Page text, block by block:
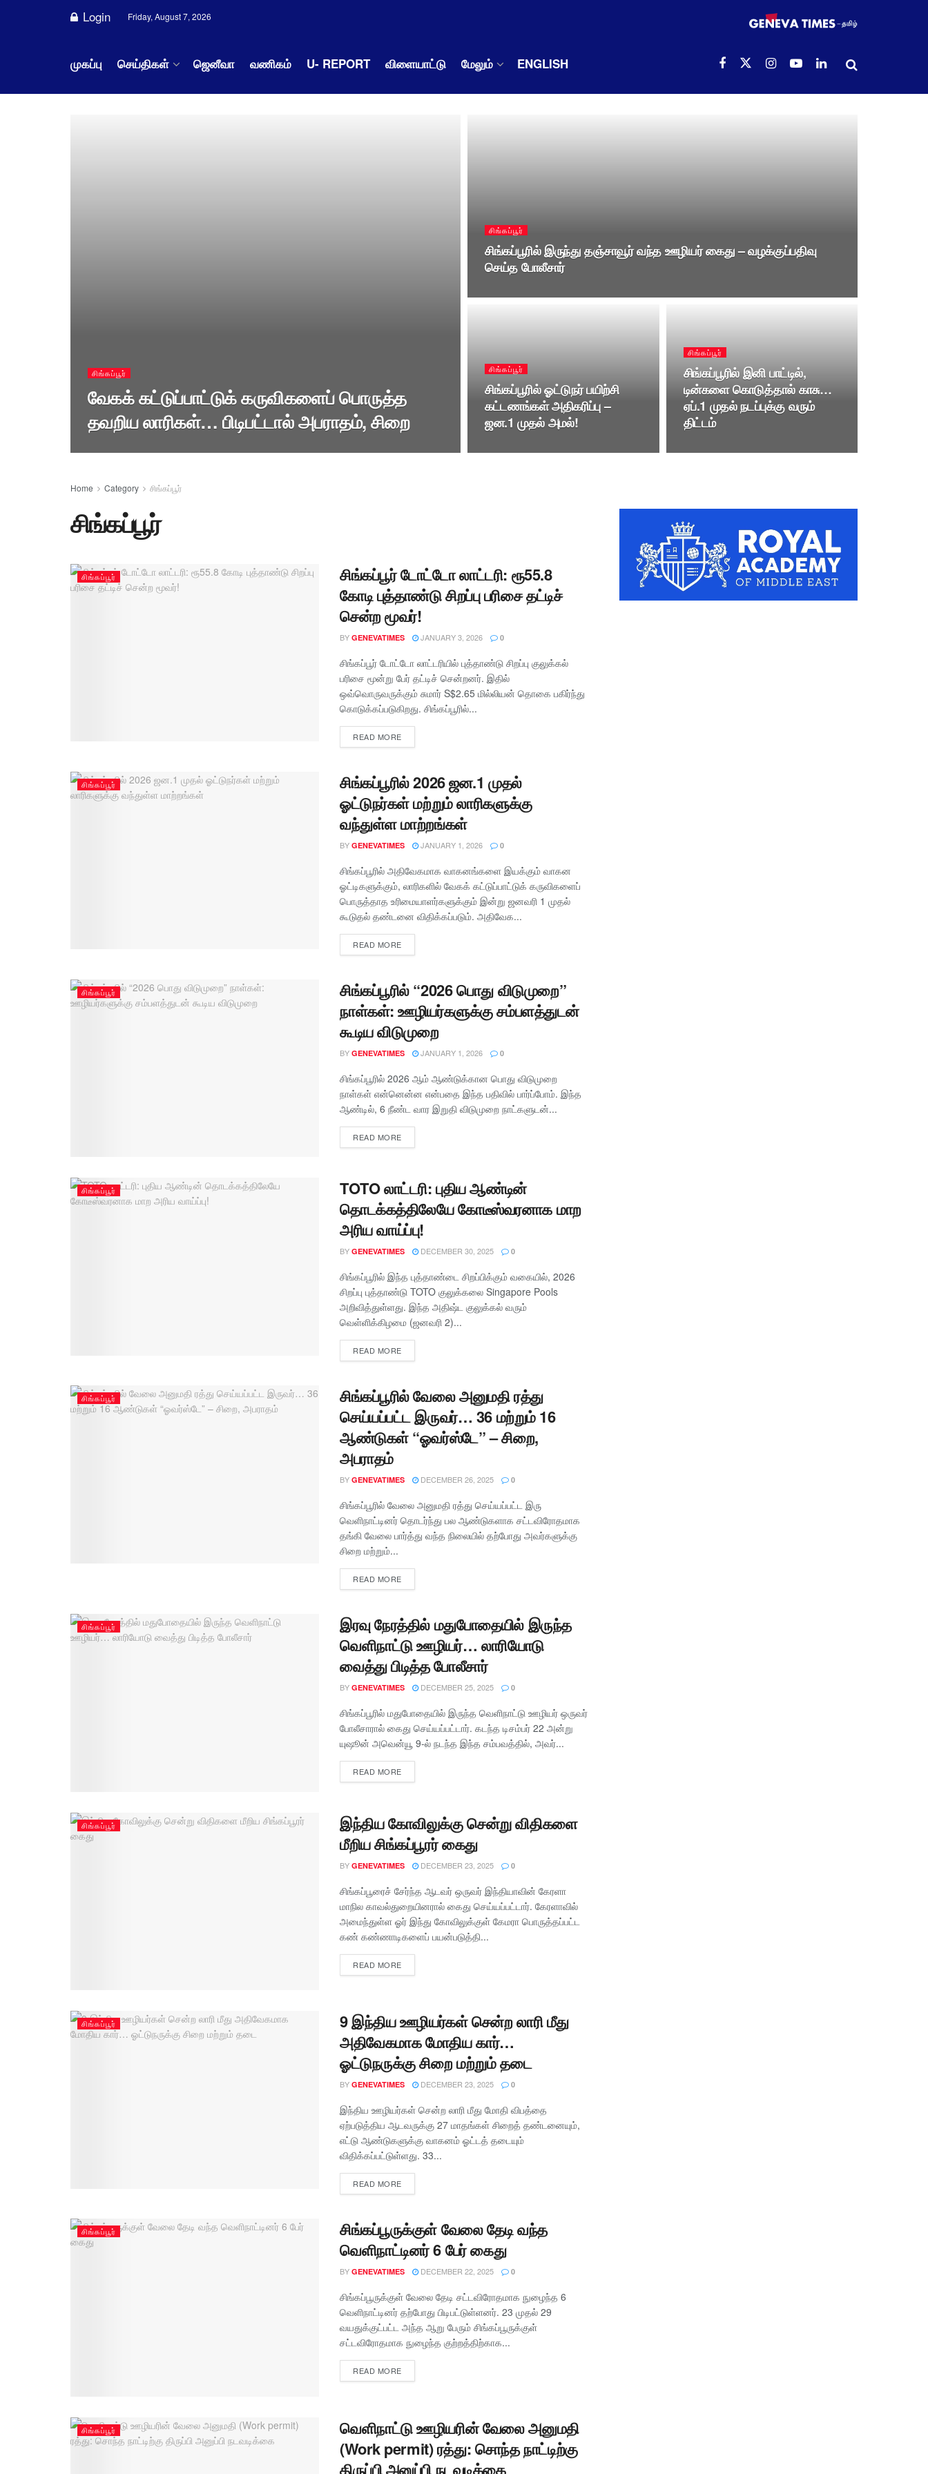
Login Friday, August 7, 2026
முகப்பு செய்திகள் ஜெனீவா வணிகம் U- REPORT விளையாட்டு மேலும் ENGLISH
சிங்கப்பூர்
வேகக் கட்டுப்பாட்டுக் கருவிகளைப் பொருத்த
தவறிய லாரிகள்… பிடிபட்டால் அபராதம், சிறை
சிங்கப்பூர்
சிங்கப்பூரில் இருந்து தஞ்சாவூர் வந்த ஊழியர் கைது – வழக்குப்பதிவு
செய்த போலீசார்
சிங்கப்பூர்
சிங்கப்பூரில் ஓட்டுநர் பயிற்சி
கட்டணங்கள் அதிகரிப்பு –
ஜன.1 முதல் அமல்!
சிங்கப்பூர்
சிங்கப்பூரில் இனி பாட்டில்,
டின்களை கொடுத்தால் காசு…
ஏப்.1 முதல் நடப்புக்கு வரும்
திட்டம்
Home Category சிங்கப்பூர்
சிங்கப்பூர்
சிங்கப்பூர்
சிங்கப்பூர் டோட்டோ லாட்டரி: ரூ55.8
கோடி புத்தாண்டு சிறப்பு பரிசை தட்டிச்
சென்ற மூவர்!
BY GENEVATIMES JANUARY 3, 2026 0
சிங்கப்பூர் டோட்டோ லாட்டரியில் புத்தாண்டு சிறப்பு குலுக்கல்
பரிசை மூன்று பேர் தட்டிச் சென்றனர். இதில்
ஒவ்வொருவருக்கும் சுமார் S$2.65 மில்லியன் தொகை பகிர்ந்து
கொடுக்கப்படுகிறது. சிங்கப்பூரில்...
READ MORE
சிங்கப்பூர்
சிங்கப்பூரில் 2026 ஜன.1 முதல்
ஓட்டுநர்கள் மற்றும் லாரிகளுக்கு
வந்துள்ள மாற்றங்கள்
BY GENEVATIMES JANUARY 1, 2026 0
சிங்கப்பூரில் அதிவேகமாக வாகனங்களை இயக்கும் வாகன
ஓட்டிகளுக்கும், லாரிகளில் வேகக் கட்டுப்பாட்டுக் கருவிகளைப்
பொருத்தாத உரிமையாளர்களுக்கும் இன்று ஜனவரி 1 முதல்
கூடுதல் தண்டனை விதிக்கப்படும். அதிவேக...
READ MORE
சிங்கப்பூர்
சிங்கப்பூரில் “2026 பொது விடுமுறை”
நாள்கள்: ஊழியர்களுக்கு சம்பளத்துடன்
கூடிய விடுமுறை
BY GENEVATIMES JANUARY 1, 2026 0
சிங்கப்பூரில் 2026 ஆம் ஆண்டுக்கான பொது விடுமுறை
நாள்கள் என்னென்ன என்பதை இந்த பதிவில் பார்ப்போம். இந்த
ஆண்டில், 6 நீண்ட வார இறுதி விடுமுறை நாட்களுடன்...
READ MORE
சிங்கப்பூர்
TOTO லாட்டரி: புதிய ஆண்டின்
தொடக்கத்திலேயே கோடீஸ்வரனாக மாற
அரிய வாய்ப்பு!
BY GENEVATIMES DECEMBER 30, 2025 0
சிங்கப்பூரில் இந்த புத்தாண்டை சிறப்பிக்கும் வகையில், 2026
சிறப்பு புத்தாண்டு TOTO குலுக்கலை Singapore Pools
அறிவித்துள்ளது. இந்த அதிஷ்ட குலுக்கல் வரும்
வெள்ளிக்கிழமை (ஜனவரி 2)...
READ MORE
சிங்கப்பூர்
சிங்கப்பூரில் வேலை அனுமதி ரத்து
செய்யப்பட்ட இருவர்… 36 மற்றும் 16
ஆண்டுகள் “ஓவர்ஸ்டே” – சிறை,
அபராதம்
BY GENEVATIMES DECEMBER 26, 2025 0
சிங்கப்பூரில் வேலை அனுமதி ரத்து செய்யப்பட்ட இரு
வெளிநாட்டினர் தொடர்ந்து பல ஆண்டுகளாக சட்டவிரோதமாக
தங்கி வேலை பார்த்து வந்த நிலையில் தற்போது அவர்களுக்கு
சிறை மற்றும்...
READ MORE
சிங்கப்பூர்
இரவு நேரத்தில் மதுபோதையில் இருந்த
வெளிநாட்டு ஊழியர்… லாரியோடு
வைத்து பிடித்த போலீசார்
BY GENEVATIMES DECEMBER 25, 2025 0
சிங்கப்பூரில் மதுபோதையில் இருந்த வெளிநாட்டு ஊழியர் ஒருவர்
போலீசாரால் கைது செய்யப்பட்டார். கடந்த டிசம்பர் 22 அன்று
யுஷூன் அவென்யூ 9-ல் நடந்த இந்த சம்பவத்தில், அவர்...
READ MORE
சிங்கப்பூர்
இந்திய கோவிலுக்கு சென்று விதிகளை
மீறிய சிங்கப்பூரர் கைது
BY GENEVATIMES DECEMBER 23, 2025 0
சிங்கப்பூரைச் சேர்ந்த ஆடவர் ஒருவர் இந்தியாவின் கேரளா
மாநில காவல்துறையினரால் கைது செய்யப்பட்டார். கேரளாவில்
அமைந்துள்ள ஓர் இந்து கோவிலுக்குள் கேமரா பொருத்தப்பட்ட
கண் கண்ணாடிகளைப் பயன்படுத்தி...
READ MORE
சிங்கப்பூர்
9 இந்திய ஊழியர்கள் சென்ற லாரி மீது
அதிவேகமாக மோதிய கார்…
ஓட்டுநருக்கு சிறை மற்றும் தடை
BY GENEVATIMES DECEMBER 23, 2025 0
இந்திய ஊழியர்கள் சென்ற லாரி மீது மோதி விபத்தை
ஏற்படுத்திய ஆடவருக்கு 27 மாதங்கள் சிறைத் தண்டனையும்,
எட்டு ஆண்டுகளுக்கு வாகனம் ஓட்டத் தடையும்
விதிக்கப்பட்டுள்ளது. 33...
READ MORE
சிங்கப்பூர்
சிங்கப்பூருக்குள் வேலை தேடி வந்த
வெளிநாட்டினர் 6 பேர் கைது
BY GENEVATIMES DECEMBER 22, 2025 0
சிங்கப்பூருக்குள் வேலை தேடி சட்டவிரோதமாக நுழைந்த 6
வெளிநாட்டினர் தற்போது பிடிபட்டுள்ளனர். 23 முதல் 29
வயதுக்குட்பட்ட அந்த ஆறு பேரும் சிங்கப்பூருக்குள்
சட்டவிரோதமாக நுழைந்த குற்றத்திற்காக...
READ MORE
சிங்கப்பூர்
வெளிநாட்டு ஊழியரின் வேலை அனுமதி
(Work permit) ரத்து: சொந்த நாட்டிற்கு
திருப்பி அனுப்பி நடவடிக்கை